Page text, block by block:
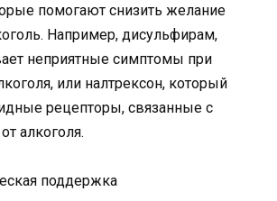
помогают снизить желание
Например, дисульфирам,
неприятные симптомы при
или налтрексон, который
рецепторы, связанные с
алкоголя.
поддержка